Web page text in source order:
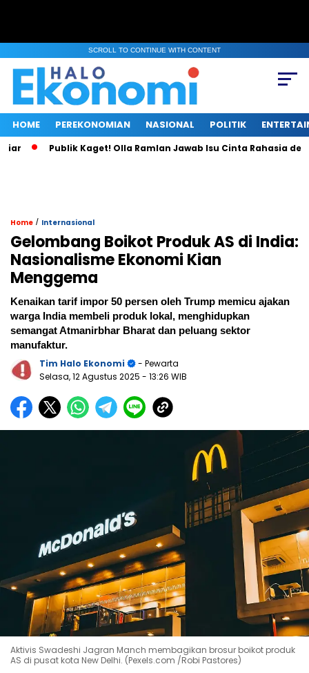
SCROLL TO CONTINUE WITH CONTENT
HOME PEREKONOMIAN NASIONAL POLITIK
Publik Kaget! Olla Ramlan Jawab Isu Cinta Rahasia dengan
Home / Internasional
Gelombang Boikot Produk AS di India:
Nasionalisme Ekonomi Kian
Menggema
Kenaikan tarif impor 50 persen oleh Trump memicu ajakan
warga India membeli produk lokal, menghidupkan
semangat Atmanirbhar Bharat dan peluang sektor
manufaktur.
Tim Halo Ekonomi
- Pewarta
Selasa, 12 Agustus 2025 - 13:26 WIB
Aktivis Swadeshi Jagran Manch membagikan brosur boikot produk
AS di pusat kota New Delhi. (Pexels.com /Robi Pastores)